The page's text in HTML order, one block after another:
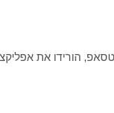
הורידו את